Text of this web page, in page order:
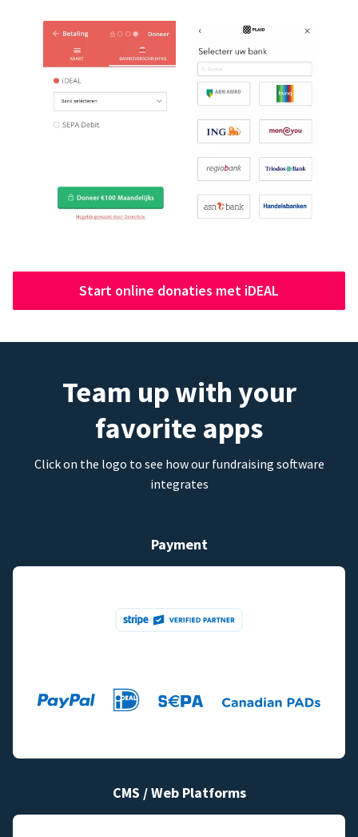
Start online donaties met iDEAL
Team up with your
favorite apps
Click on the logo to see how our fundraising software
integrates
Payment
CMS / Web Platforms